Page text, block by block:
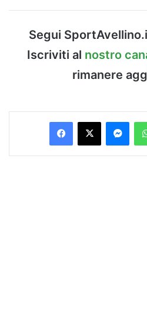
Segui
Iscriviti al nostro
rimanere
Facebook
X